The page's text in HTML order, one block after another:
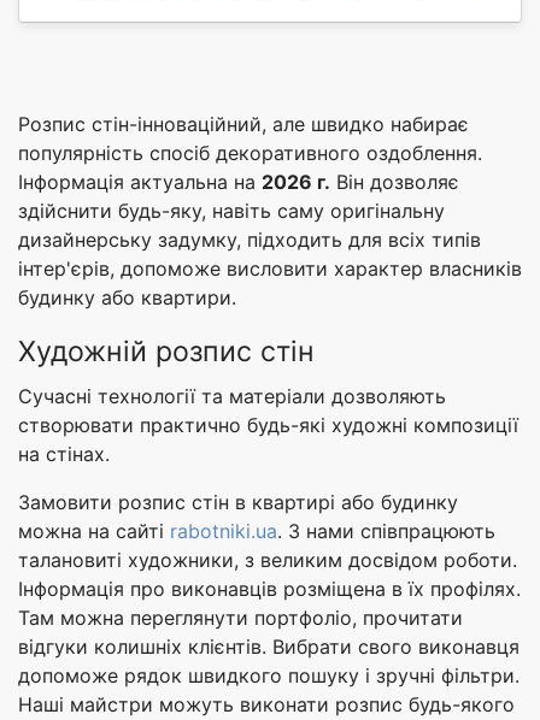
Розпис стін-інноваційний, але швидко набирає
популярність спосіб декоративного оздоблення.
Інформація актуальна на 2026 г. Він дозволяє
здійснити будь-яку, навіть саму оригінальну
дизайнерську задумку, підходить для всіх типів
інтер'єрів, допоможе висловити характер власників
будинку або квартири.
Художній розпис стін
Сучасні технології та матеріали дозволяють
створювати практично будь-які художні композиції
на стінах.
Замовити розпис стін в квартирі або будинку
можна на сайті rabotniki.ua. З нами співпрацюють
талановиті художники, з великим досвідом роботи.
Інформація про виконавців розміщена в їх профілях.
Там можна переглянути портфоліо, прочитати
відгуки колишніх клієнтів. Вибрати свого виконавця
допоможе рядок швидкого пошуку і зручні фільтри.
Наші майстри можуть виконати розпис будь-якого